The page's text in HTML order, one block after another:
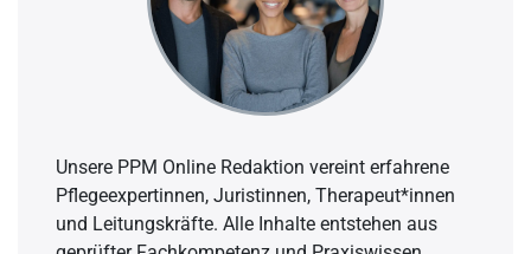
Unsere PPM Online Redaktion vereint erfahrene
Pflegeexpertinnen, Juristinnen, Therapeut*innen
und Leitungskräfte. Alle Inhalte entstehen aus